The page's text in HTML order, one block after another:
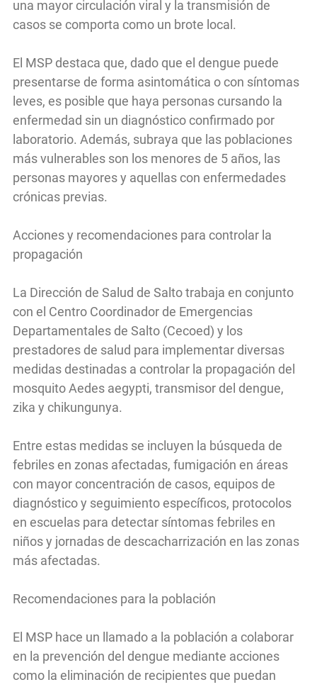
una mayor circulación viral y la transmisión de
casos se comporta como un brote local.
El MSP destaca que, dado que el dengue puede
presentarse de forma asintomática o con síntomas
leves, es posible que haya personas cursando la
enfermedad sin un diagnóstico confirmado por
laboratorio. Además, subraya que las poblaciones
más vulnerables son los menores de 5 años, las
personas mayores y aquellas con enfermedades
crónicas previas.
Acciones y recomendaciones para controlar la
propagación
La Dirección de Salud de Salto trabaja en conjunto
con el Centro Coordinador de Emergencias
Departamentales de Salto (Cecoed) y los
prestadores de salud para implementar diversas
medidas destinadas a controlar la propagación del
mosquito Aedes aegypti, transmisor del dengue,
zika y chikungunya.
Entre estas medidas se incluyen la búsqueda de
febriles en zonas afectadas, fumigación en áreas
con mayor concentración de casos, equipos de
diagnóstico y seguimiento específicos, protocolos
en escuelas para detectar síntomas febriles en
niños y jornadas de descacharrización en las zonas
más afectadas.
Recomendaciones para la población
El MSP hace un llamado a la población a colaborar
en la prevención del dengue mediante acciones
como la eliminación de recipientes que puedan